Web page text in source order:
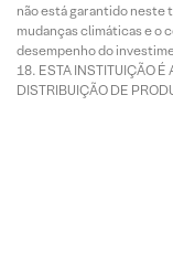
não está garantido neste
mudanças climáticas e o
desempenho do
ESTA INSTITUIÇÃO
DISTRIBUIÇÃO DE